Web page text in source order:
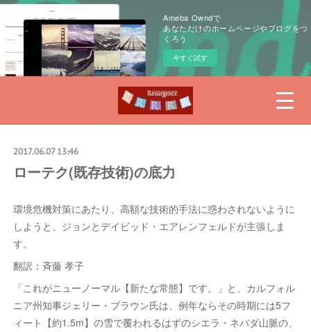
Ameba Owndで
あなただけのホームページやブログをつ
くろう
今すぐ試す
2017.06.07 13:46
ローテク(既存技術)の底力
環境危機対策にあたり、高額な技術的手法に惑わされないように
しようと、ジョンとデイビッド・エアレンフェルドが主張しま
す。
翻訳：斉藤 孝子
「これがニューノーマル【新たな常態】です。」と、カルフォル
ニア州知事ジェリー・ブラウン氏は、例年ならその時期には5フ
ィート【約1.5m】の雪で覆われるはずのシエラ・ネバダ山脈の、